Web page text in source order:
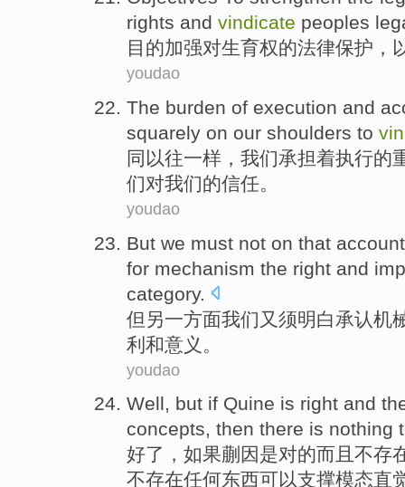
rights and vindicate peoples
目的加强对生育权的法律保护 ，
youdao
The burden of execution and
squarely on our shoulders to
同以往一样 ， 我们承担着执行的
们对我们的信任。
youdao
But we must not on that
for mechanism the right and
category.
但 另一方面我们 又 须明白承认机
利和意义 。
youdao
Well, but if Quine is right and
concepts, then there is nothing
好了 ， 如果蒯因是对的而且 不存
不存在任何东西可以支撑模态直